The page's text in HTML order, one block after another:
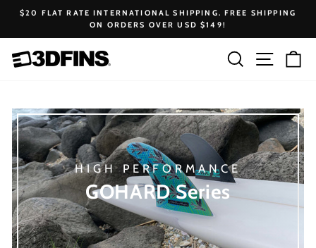
Skip
content
Pause
$20 FLAT RATE INTERNATIONAL SHIPPING. FREE SHIPPING
ON ORDERS OVER USD $149!
Search Site
HIGH PERFORMANCE
GOHARD Series